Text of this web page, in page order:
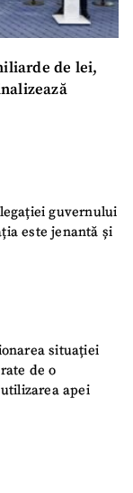
de lei,
guvernului
este jenantă și
situației
de o
apei